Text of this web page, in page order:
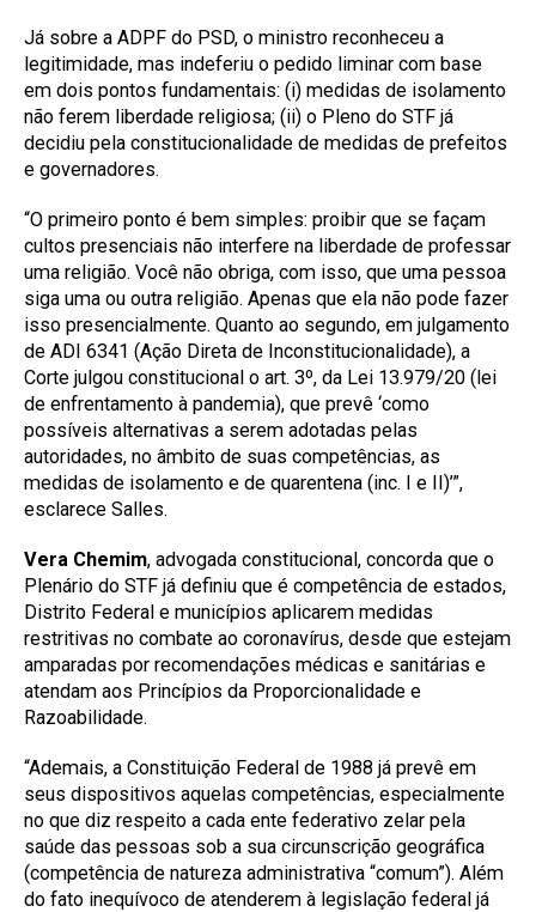
Já sobre a ADPF do PSD, o ministro reconheceu a
legitimidade, mas indeferiu o pedido liminar com base
em dois pontos fundamentais: (i) medidas de isolamento
não ferem liberdade religiosa; (ii) o Pleno do STF já
decidiu pela constitucionalidade de medidas de prefeitos
e governadores.
“O primeiro ponto é bem simples: proibir que se façam
cultos presenciais não interfere na liberdade de professar
uma religião. Você não obriga, com isso, que uma pessoa
siga uma ou outra religião. Apenas que ela não pode fazer
isso presencialmente. Quanto ao segundo, em julgamento
de ADI 6341 (Ação Direta de Inconstitucionalidade), a
Corte julgou constitucional o art. 3º, da Lei 13.979/20 (lei
de enfrentamento à pandemia), que prevê ‘como
possíveis alternativas a serem adotadas pelas
autoridades, no âmbito de suas competências, as
medidas de isolamento e de quarentena (inc. I e II)’”,
esclarece Salles.
Vera Chemim, advogada constitucional, concorda que o
Plenário do STF já definiu que é competência de estados,
Distrito Federal e municípios aplicarem medidas
restritivas no combate ao coronavírus, desde que estejam
amparadas por recomendações médicas e sanitárias e
atendam aos Princípios da Proporcionalidade e
Razoabilidade.
“Ademais, a Constituição Federal de 1988 já prevê em
seus dispositivos aquelas competências, especialmente
no que diz respeito a cada ente federativo zelar pela
saúde das pessoas sob a sua circunscrição geográfica
(competência de natureza administrativa “comum”). Além
do fato inequívoco de atenderem à legislação federal já